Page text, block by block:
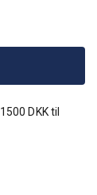
DKK til